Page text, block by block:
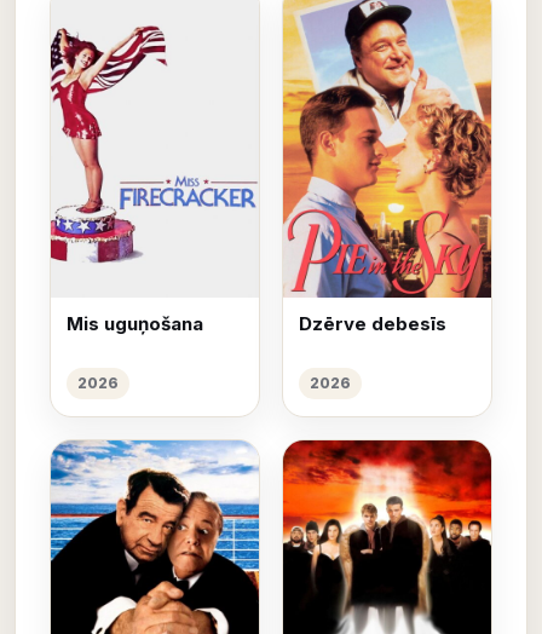
Mis uguņošana
2026
Dzērve debesīs
2026